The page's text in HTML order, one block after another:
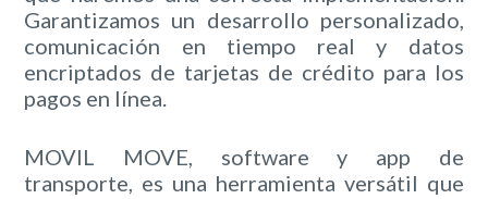
Garantizamos un desarrollo personalizado,
comunicación en tiempo real y datos
encriptados de tarjetas de crédito para los
pagos en línea.
MOVIL MOVE, software y app de
transporte, es una herramienta versátil que